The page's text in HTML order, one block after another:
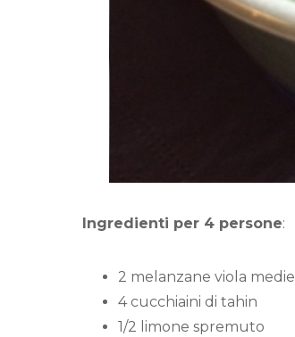
Ingredienti per 4 persone:
2 melanzane viola medie
4 cucchiaini di tahin
1/2 limone spremuto